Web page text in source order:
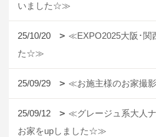
いました☆≫
25/10/20
≪EXPO2025大阪･関
た☆≫
25/09/29 ≪お施主様のお家撮
25/09/12
≪グレージュ系大人
お家をupしました☆≫